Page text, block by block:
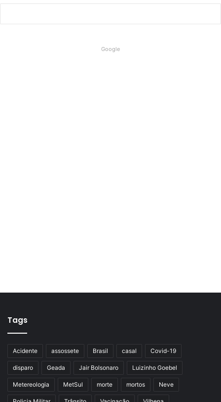
Google
Tags
Acidente assossete Brasil casal Covid-19
disparo Geada Jair Bolsonaro Luizinho Goebel
Metereologia MetSul morte mortos Neve